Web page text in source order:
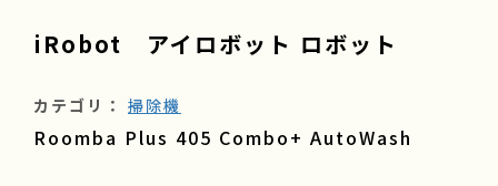
iRobot アイロボット ロボット
カテゴリ： 掃除機
Roomba Plus 405 Combo+ AutoWash